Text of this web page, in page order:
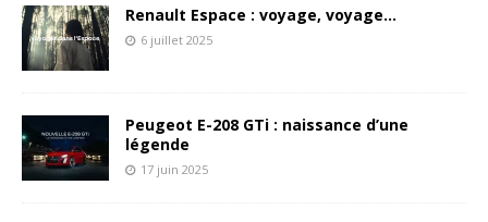
Renault Espace : voyage, voyage…
6 juillet 2025
Peugeot E-208 GTi : naissance d’une
légende
17 juin 2025